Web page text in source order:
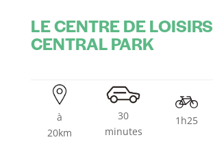
LE CENTRE DE LOISIRS
CENTRAL PARK
à
20km
30
minutes
1h25